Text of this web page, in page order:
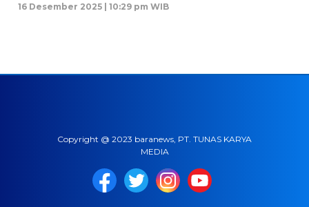
16 Desember 2025 | 10:29 pm WIB
Copyright @ 2023 baranews, PT. TUNAS KARYA
MEDIA